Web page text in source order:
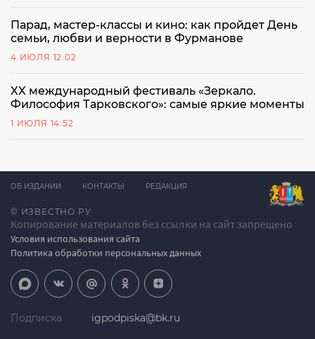
Парад, мастер-классы и кино: как пройдет День
семьи, любви и верности в Фурманове
4 ИЮЛЯ 12:02
XX международный фестиваль «Зеркало.
Философия Тарковского»: самые яркие моменты
1 ИЮЛЯ 14:52
© ИЗВЕСТНО.РУ
Копирование материалов без ссылки на сайт запрещено
Условия использования сайта
Политика обработки персональных данных
ОБ ИЗДАНИИ КОНТАКТЫ РЕДАКЦИЯ
Подписка igpodpiska@bk.ru